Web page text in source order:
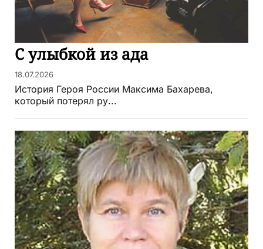
С улыбкой из ада
18.07.2026
История Героя России Максима Бахарева,
который потерял ру...